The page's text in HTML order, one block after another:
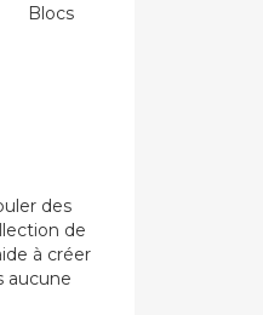
Blocs
des
de
à créer
aucune